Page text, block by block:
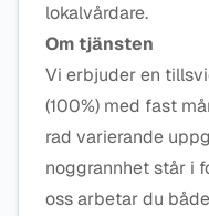
lokalvårdare.
Om tjänsten
Vi erbjuder en
(100%) med fast
rad varierande
noggrannhet står i
oss arbetar du